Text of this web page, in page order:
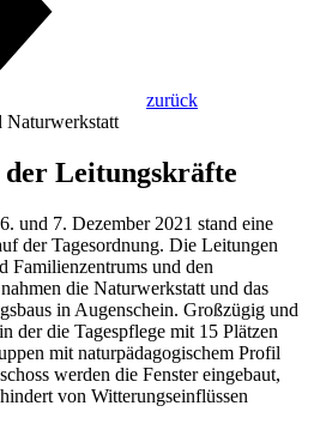
zurück
Naturwerkstatt
der Leitungskräfte
und 7. Dezember 2021 stand eine
der Tagesordnung. Die Leitungen
Familienzentrums und den
die Naturwerkstatt und das
in Augenschein. Großzügig und
der die Tagespflege mit 15 Plätzen
mit naturpädagogischem Profil
werden die Fenster eingebaut,
von Witterungseinflüssen